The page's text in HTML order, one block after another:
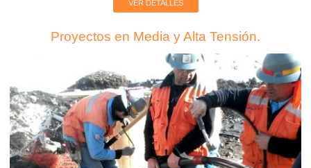
VER DETALLES
Proyectos en Media y Alta Tensión.